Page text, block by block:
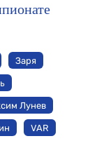
Заря
Лунев
VAR